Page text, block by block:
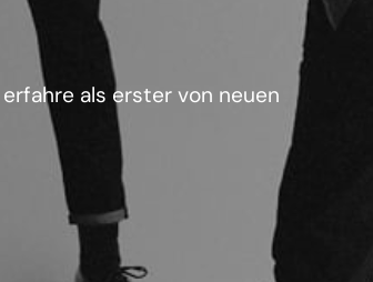
als erster von neuen